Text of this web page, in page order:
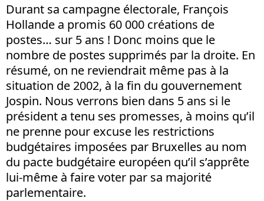
Durant sa campagne électorale, François
Hollande a promis 60 000 créations de
postes… sur 5 ans ! Donc moins que le
nombre de postes supprimés par la droite. En
résumé, on ne reviendrait même pas à la
situation de 2002, à la fin du gouvernement
Jospin. Nous verrons bien dans 5 ans si le
président a tenu ses promesses, à moins qu’il
ne prenne pour excuse les restrictions
budgétaires imposées par Bruxelles au nom
du pacte budgétaire européen qu’il s’apprête
lui-même à faire voter par sa majorité
parlementaire.